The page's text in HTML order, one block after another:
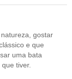
gostar
e que
uma bata
tiver.